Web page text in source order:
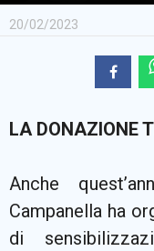
20/02/2023
LA DONAZIONE
Anche
Campanella ha
di